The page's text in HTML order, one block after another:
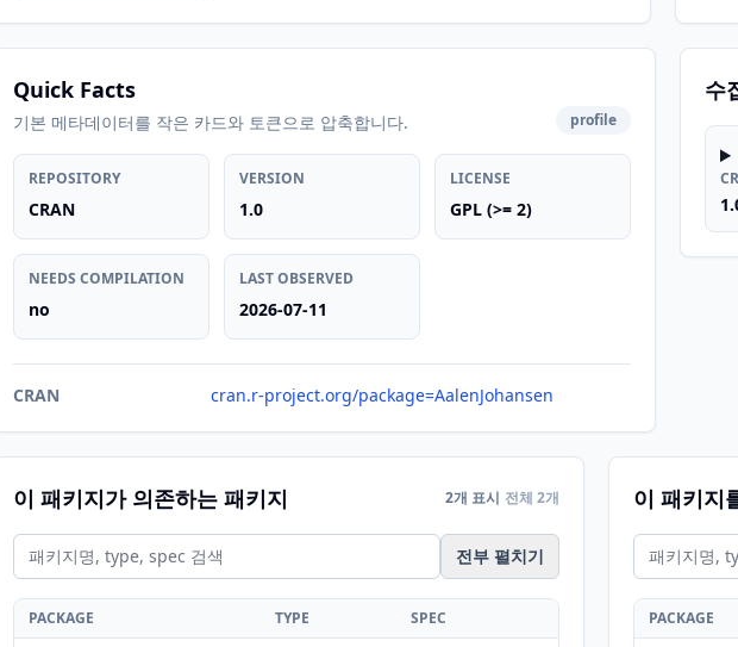
Quick Facts
기본 메타데이터를 작은 카드와 토큰으로 압축합니다. profile
REPOSITORY
CRAN
VERSION
1.0
LICENSE
GPL (>= 2)
NEEDS COMPILATION
no
LAST OBSERVED
2026-07-11
CRAN cran.r-project.org/package=AalenJohansen
수
이 패키지가 의존하는 패키지 2개 표시 전체 2개
전부 펼치기
PACKAGE TYPE SPEC
이 패키지
PACKAGE